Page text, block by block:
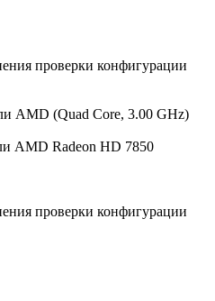
проверки конфигурации
AMD (Quad Core, 3.00 GHz)
AMD Radeon HD 7850
проверки конфигурации